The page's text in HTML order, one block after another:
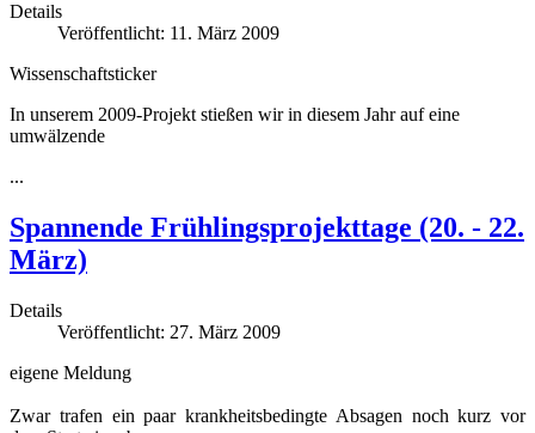
Details
Veröffentlicht: 11. März 2009
Wissenschaftsticker
In unserem 2009-Projekt stießen wir in diesem Jahr auf eine
umwälzende
...
Spannende Frühlingsprojekttage (20. - 22.
März)
Details
Veröffentlicht: 27. März 2009
eigene Meldung
Zwar trafen ein paar krankheitsbedingte Absagen noch kurz vor